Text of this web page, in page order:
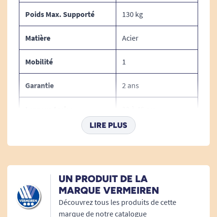
MATIERE :
Châssis : aluminium
confortable
COLORIS :
Cadre: gris clair
Revêtement : nylon noir
POIDS :
Poids du fauteuil : 16,8 kg
Poids max. supporté : 130 kg
Poids Max. Supporté 130 kg
Matière Acier
Mobilité 1
Garantie 2 ans
Largeur Hors Tout 70 cm
Hauteur Assise 47 cm, 50 cm, 53 cm
Pliable Oui
LIRE PLUS
UN PRODUIT DE LA
MARQUE VERMEIREN
Découvrez tous les produits de cette
marque de notre catalogue